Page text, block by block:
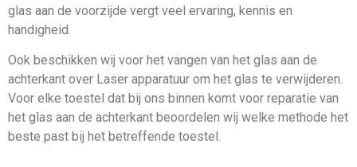
glas aan de voorzijde vergt veel ervaring, kennis en
handigheid.
Ook beschikken wij voor het vangen van het glas aan de
achterkant over Laser apparatuur om het glas te verwijderen.
Voor elke toestel dat bij ons binnen komt voor reparatie van
het glas aan de achterkant beoordelen wij welke methode het
beste past bij het betreffende toestel.